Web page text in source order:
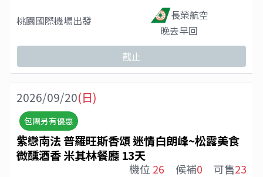
桃園國際機場出發
長榮航空
晚去早回
截止
2026/09/20(日)
包團另有優惠
紫戀南法 普羅旺斯香頌 迷情白朗峰~松露美食
微醺酒香 米其林餐廳 13天
機位 26 候補0 可售23